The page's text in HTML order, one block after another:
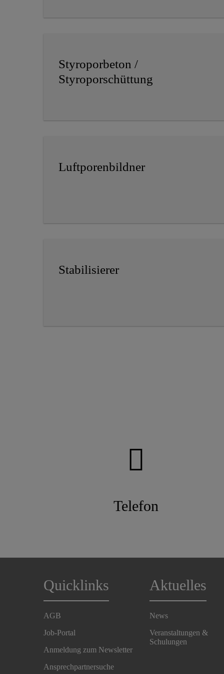
Styroporbeton /
Styroporschüttung
Luftporenbildner
Stabilisierer
Telefon
Quicklinks
AGB
Job-Portal
Anmeldung zum Newsletter
Ansprechpartnersuche
Aktuelles
News
Veranstaltungen &
Schulungen